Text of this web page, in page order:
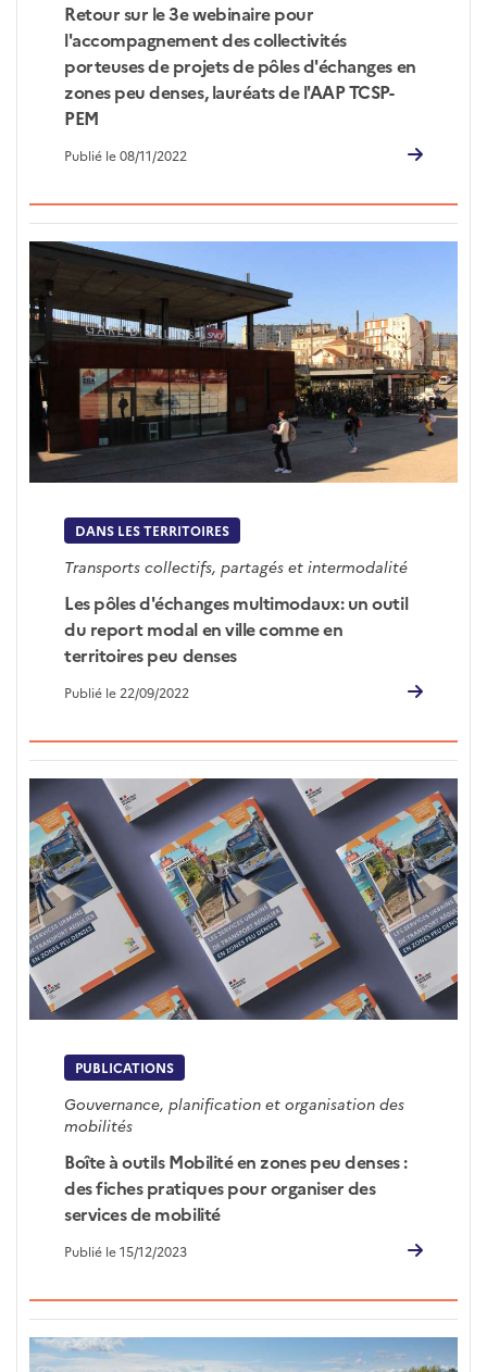
Retour sur le 3e webinaire pour
l'accompagnement des collectivités
porteuses de projets de pôles d'échanges en
zones peu denses, lauréats de l'AAP TCSP-
PEM
Publié le 08/11/2022
DANS LES TERRITOIRES
Transports collectifs, partagés et intermodalité
Les pôles d'échanges multimodaux: un outil
du report modal en ville comme en
territoires peu denses
Publié le 22/09/2022
PUBLICATIONS
Gouvernance, planification et organisation des
mobilités
Boîte à outils Mobilité en zones peu denses :
des fiches pratiques pour organiser des
services de mobilité
Publié le 15/12/2023